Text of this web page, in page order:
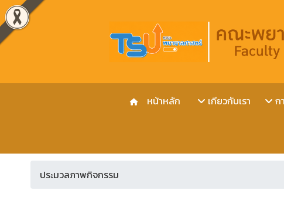
หน้าหลัก เกียวกับเรา ก
ประมวลภาพกิจกรรม